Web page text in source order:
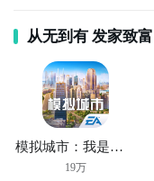
从无到有 发家致富
模拟城市：我是市长
19万